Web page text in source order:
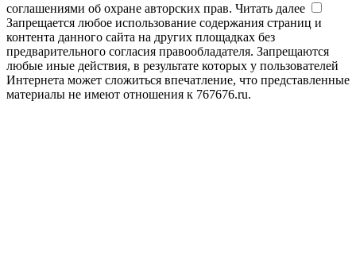
соглашениями об охране авторских прав. Читать далее
Запрещается любое использование содержания страниц и
контента данного сайта на других площадках без
предварительного согласия правообладателя. Запрещаются
любые иные действия, в результате которых у пользователей
Интернета может сложиться впечатление, что представленные
материалы не имеют отношения к 767676.ru.